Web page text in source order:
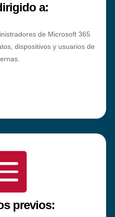
a:
de Microsoft 365
dispositivos y usuarios de
previos: